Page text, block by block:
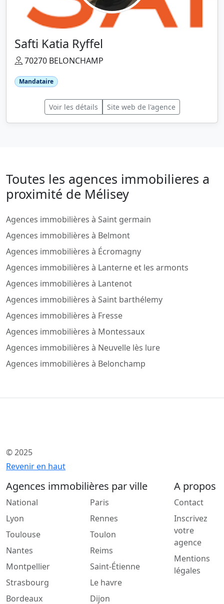
Safti Katia Ryffel
70270 BELONCHAMP
Mandataire
Voir les détails Site web de l'agence
Toutes les agences immobilieres a
proximité de Mélisey
Agences immobilières à Saint germain
Agences immobilières à Belmont
Agences immobilières à Écromagny
Agences immobilières à Lanterne et les armonts
Agences immobilières à Lantenot
Agences immobilières à Saint barthélemy
Agences immobilières à Fresse
Agences immobilières à Montessaux
Agences immobilières à Neuvelle lès lure
Agences immobilières à Belonchamp
© 2025
Revenir en haut
Agences immobilières par ville
National
Lyon
Toulouse
Nantes
Montpellier
Strasbourg
Bordeaux
Paris
Rennes
Toulon
Reims
Saint-Étienne
Le havre
Dijon
A propos
Contact
Inscrivez
votre
agence
Mentions
légales